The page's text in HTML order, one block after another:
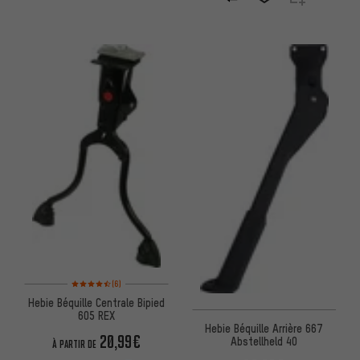
Note moyenne : 4,5 sur 5 d'après 6 avis
(6)
Hebie Béquille Centrale Bipied
605 REX
À PARTIR DE 20,99€
Hebie Béquille Arrière 667
Abstellheld 40